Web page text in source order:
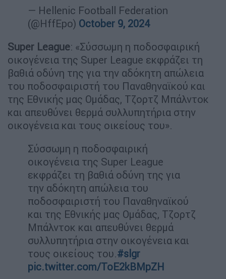
— Hellenic Football Federation
(@HffEpo) October 9, 2024
Super League: «Σύσσωμη η ποδοσφαιρική
οικογένεια της Super League εκφράζει τη
βαθιά οδύνη της για την αδόκητη απώλεια
του ποδοσφαιριστή του Παναθηναϊκού και
της Εθνικής μας Ομάδας, Τζορτζ Μπάλντοκ
και απευθύνει θερμά συλλυπητήρια στην
οικογένεια και τους οικείους του».
Σύσσωμη η ποδοσφαιρική
οικογένεια της Super League
εκφράζει τη βαθιά οδύνη της για
την αδόκητη απώλεια του
ποδοσφαιριστή του Παναθηναϊκού
και της Εθνικής μας Ομάδας, Τζορτζ
Μπάλντοκ και απευθύνει θερμά
συλλυπητήρια στην οικογένεια και
τους οικείους του.#slgr
pic.twitter.com/ToE2kBMpZH